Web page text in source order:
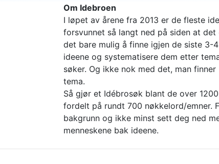
Om Idebroen
I løpet av årene fra 2013 er de fleste
forsvunnet så langt ned på siden at
det bare mulig å finne igjen de siste 3-
ideene og systematisere dem etter
søker. Og ikke nok med det, man
tema.
Så gjør et Idébrosøk blant de over
fordelt på rundt 700 nøkkelord/emner.
bakgrunn og ikke minst sett deg ned
menneskene bak ideene.